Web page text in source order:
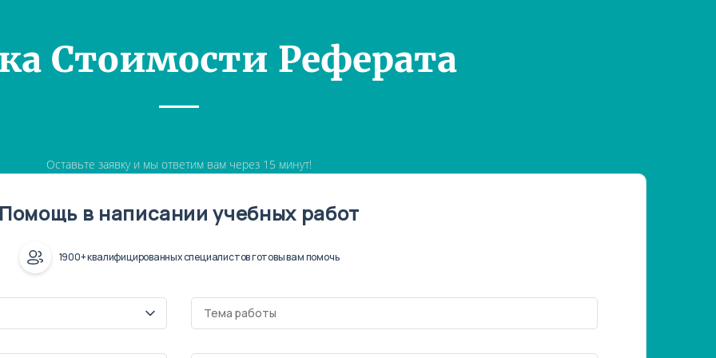
Стоимости Реферата
Оставьте заявку и мы ответим вам через 15 минут!
в написании учебных работ
1900+ квалифицированных специалистов готовы вам помочь